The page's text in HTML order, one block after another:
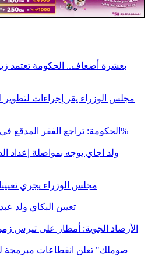
بعشرة أضعاف.. الحكومة تعتمد
مجلس الوزراء يقر إجراءات لتطوير
الحكومة: تراجع الفقر المدقع في موريتانيا من 12.8% إلى 11.2%
ولد اجاي يوجه بمواصلة إعداد
مجلس الوزراء يجري
تعيين البكاي ولد
الأرصاد الجوية: أمطار على تيرس
"صوملك" تعلن انقطاعات مبرمجة